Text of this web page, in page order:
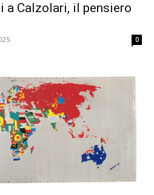
a Calzolari, il pensiero
0